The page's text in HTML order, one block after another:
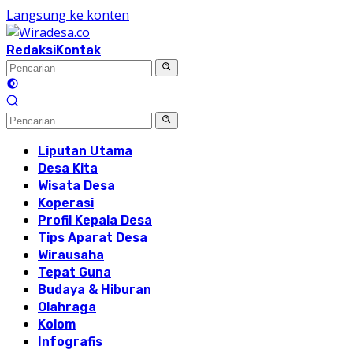
Langsung ke konten
RedaksiKontak
Liputan Utama
Desa Kita
Wisata Desa
Koperasi
Profil Kepala Desa
Tips Aparat Desa
Wirausaha
Tepat Guna
Budaya & Hiburan
Olahraga
Kolom
Infografis